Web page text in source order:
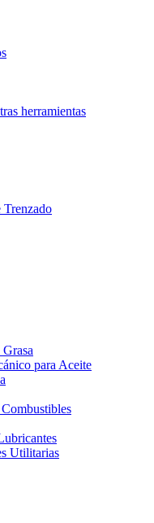
herramientas
para Aceite
Utilitarias